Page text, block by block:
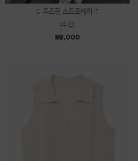
G 루즈핏 스트로베리-T
[수입]
₩52,000